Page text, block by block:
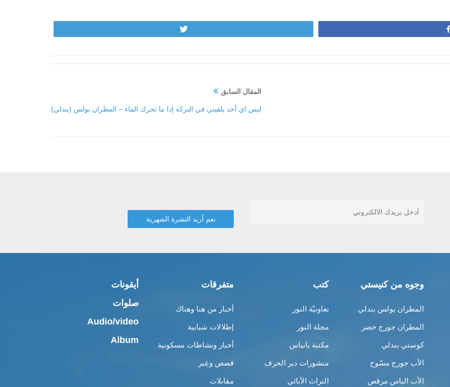
المقال السابق
ليس اي أحد يلقيني في البركة إذا ما تحرك الماء – المطران بولس (بندلي)
وجوه من كنيستي
المطران بولس بندلي
المطران جورج خضر
كوستي بندلي
الأب جورج مسّوح
الأب الياس مرقص
كتب
تعاونيّة النور
مجلة النور
مكتبة بانياس
منشورات دير الحرف
التراث الأبائي
متفرقات
أخبار من هنا وهناك
إطلالات شبابية
أخبار ونشاطات مسكونية
قصص وعِبر
مقابلات
أيقونات
صلوات
Audio/video
Album